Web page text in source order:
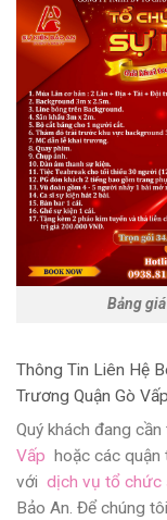
Bảng
Thông Tin Liên Hệ
Trương Quận Gò Vấp
Quý khách đang
Vấp hoặc các quận
với dịch vụ tổ chức
Bảo An. Để chúng